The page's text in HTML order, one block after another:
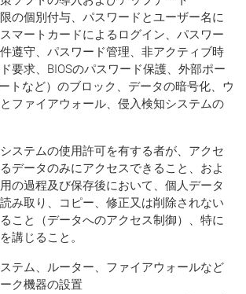
の個別付与、パスワードとユーザー名に
マートカードによるログイン、パスワー
遵守、パスワード管理、非アクティブ時
要求、BIOSのパスワード保護、外部ポー
トなど）のブロック、データの暗号化、ウ
ファイアウォール、侵入検知システムの
ステムの使用許可を有する者が、アクセ
データのみにアクセスできること、およ
の過程及び保存後において、個人データ
み取り、コピー、修正又は削除されない
こと（データへのアクセス制御）、特に
講じること。
テム、ルーター、ファイアウォールなど
ク機器の設置